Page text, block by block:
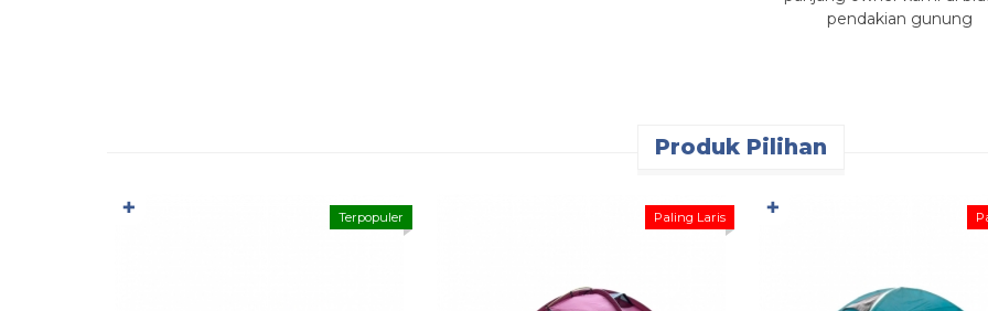
pendakian gunung
Produk Pilihan
Terpopuler
✚ Paling Laris ✚